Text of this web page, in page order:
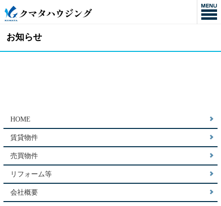
お知らせ
HOME
賃貸物件
売買物件
リフォーム等
会社概要